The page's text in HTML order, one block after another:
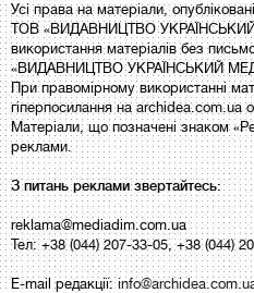
Усі права на матеріали,
ТОВ «ВИДАВНИЦТВО УКРАЇНСЬКИЙ
використання матеріалів без
«ВИДАВНИЦТВО УКРАЇНСЬКИЙ
При правомірному використанні
гіперпосилання на archidea.com.ua
Матеріали, що позначені знаком
реклами.
З питань реклами звертайтесь:
reklama@mediadim.com.ua
Тел: +38 (044) 207-33-05, +38 (044)
E-mail редакції: